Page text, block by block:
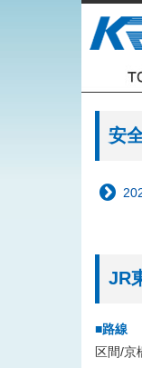
安
JR
■路線
区間/京